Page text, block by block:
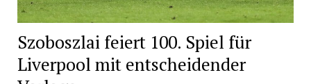
Szoboszlai feiert 100. Spiel für
Liverpool mit entscheidender